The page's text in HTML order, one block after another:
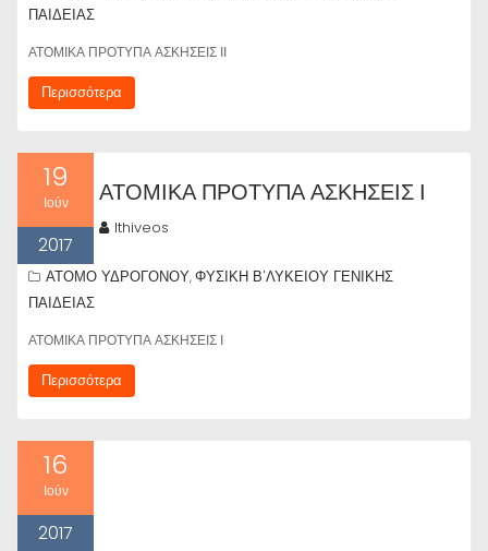
ΠΑΙΔΕΙΑΣ
ΑΤΟΜΙΚΑ ΠΡΟΤΥΠΑ ΑΣΚΗΣΕΙΣ ΙΙ
Περισσότερα
19
Ιούν
2017
ΑΤΟΜΙΚΑ ΠΡΟΤΥΠΑ ΑΣΚΗΣΕΙΣ Ι
lthiveos
ΑΤΟΜΟ ΥΔΡΟΓΟΝΟΥ,ΦΥΣΙΚΗ Β'ΛΥΚΕΙΟΥ ΓΕΝΙΚΗΣ
ΠΑΙΔΕΙΑΣ
ΑΤΟΜΙΚΑ ΠΡΟΤΥΠΑ ΑΣΚΗΣΕΙΣ Ι
Περισσότερα
16
Ιούν
2017